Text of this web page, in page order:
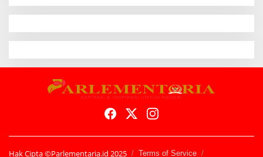
Hak Cipta ©Parlementaria.id 2025 Terms of Service